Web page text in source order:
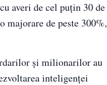
averi de cel puțin 30 de
majorare de peste 300%,
și milionarilor au
inteligenței